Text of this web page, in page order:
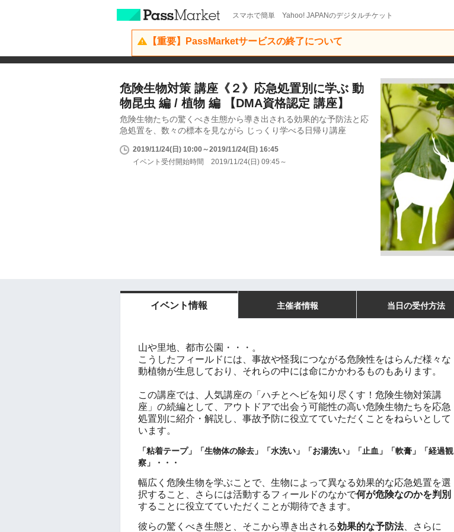
スマホで簡単 Yahoo! JAPANのデジタルチケット
【重要】PassMarketサービスの終了について
危険生物対策 講座《２》応急処置別に学ぶ 動
物昆虫 編 / 植物 編 【DMA資格認定 講座】
危険生物たちの驚くべき生態から導き出される効果的な予防法と応
急処置を、数々の標本を見ながら じっくり学べる日帰り講座
2019/11/24(日) 10:00～2019/11/24(日) 16:45
イベント受付開始時間 2019/11/24(日) 09:45～
イベント情報 主催者情報 当日の受付方法
山や里地、都市公園・・・。
こうしたフィールドには、事故や怪我につながる危険性をはらんだ様々な
動植物が生息しており、それらの中には命にかかわるものもあります。
この講座では、人気講座の「ハチとヘビを知り尽くす！危険生物対策講
座」の続編として、アウトドアで出会う可能性の高い危険生物たちを応急
処置別に紹介・解説し、事故予防に役立てていただくことをねらいとして
います。
「粘着テープ」「生物体の除去」「水洗い」「お湯洗い」「止血」「軟膏」「経過観
察」・・・
幅広く危険生物を学ぶことで、生物によって異なる効果的な応急処置を選
択すること、さらには活動するフィールドのなかで何が危険なのかを判別
すること に役立てていただくことが期待できます。
彼らの驚くべき生態と、そこから導き出される効果的な予防法、さらに